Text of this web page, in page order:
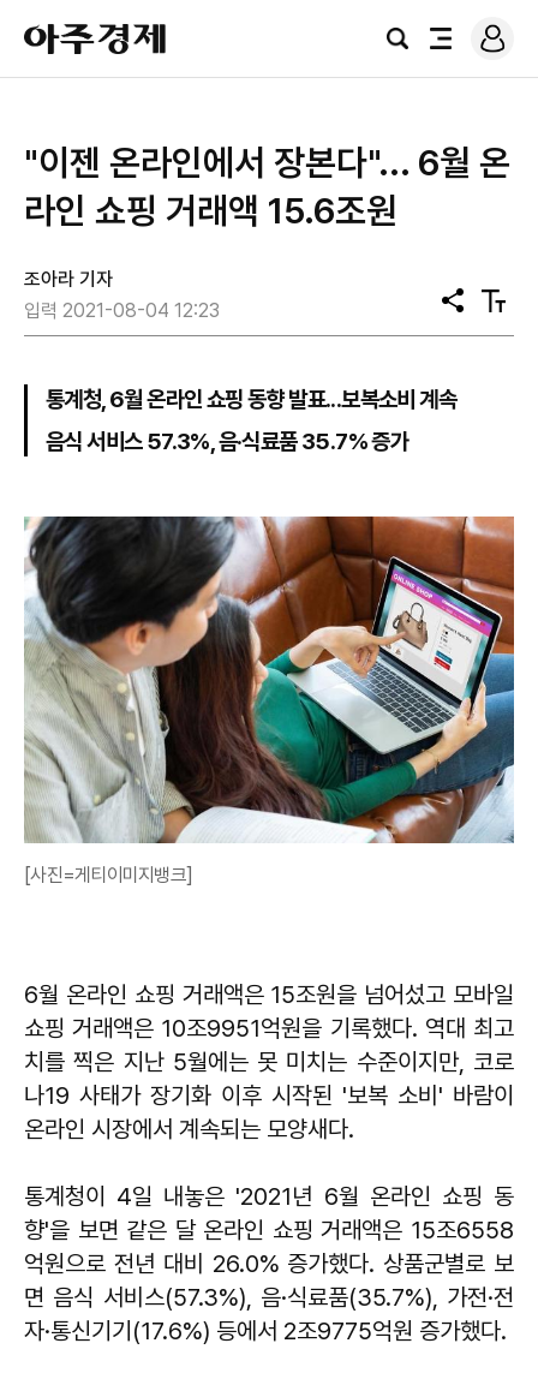
아
주
경
검
전
로
그
"이젠 온라인에서 장본다"... 6월 온
라인 쇼핑 거래액 15.6조원
조아라 기자
입력 2021-08-04 12:23
공
유
텍
스
통계청, 6월 온라인 쇼핑 동향 발표...보복소비 계속
음식 서비스 57.3%, 음·식료품 35.7% 증가
[사진=게티이미지뱅크]
6월 온라인 쇼핑 거래액은 15조원을 넘어섰고 모바일
쇼핑 거래액은 10조9951억원을 기록했다. 역대 최고
치를 찍은 지난 5월에는 못 미치는 수준이지만, 코로
나19 사태가 장기화 이후 시작된 '보복 소비' 바람이
온라인 시장에서 계속되는 모양새다.
통계청이 4일 내놓은 '2021년 6월 온라인 쇼핑 동
향'을 보면 같은 달 온라인 쇼핑 거래액은 15조6558
억원으로 전년 대비 26.0% 증가했다. 상품군별로 보
면 음식 서비스(57.3%), 음·식료품(35.7%), 가전·전
자·통신기기(17.6%) 등에서 2조9775억원 증가했다.